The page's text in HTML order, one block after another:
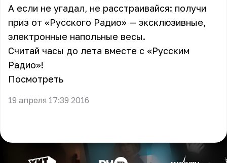
А если не угадал, не расстраивайся: получи
приз от «Русского Радио» — эксклюзивные,
электронные напольные весы.
Считай часы до лета вместе с «Русским
Радио»!
Посмотреть
19 апреля 17:39 2016